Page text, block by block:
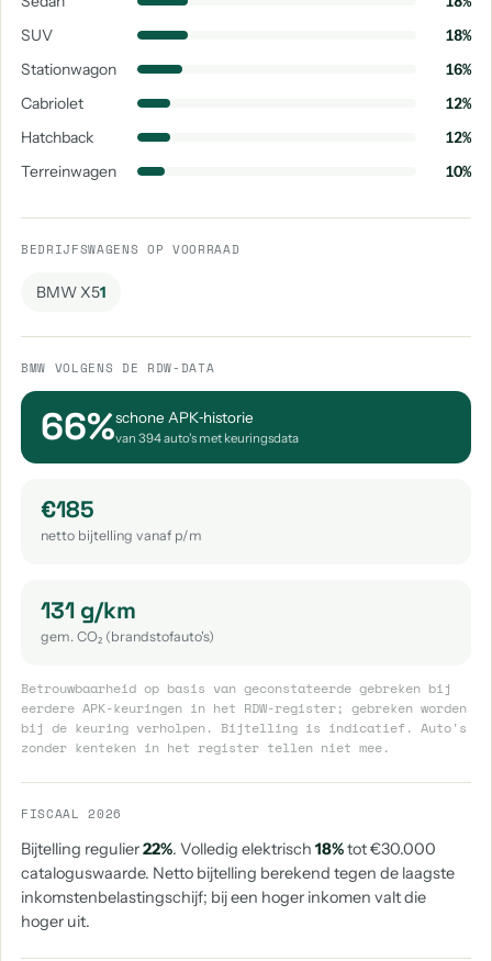
SUV
18%
Stationwagon
16%
Cabriolet
12%
Hatchback
12%
Terreinwagen
10%
BEDRIJFSWAGENS OP VOORRAAD
BMW X51
BMW VOLGENS DE RDW-DATA
66%schone APK‑historie
van 394 auto's met keuringsdata
€185
netto bijtelling vanaf p/m
131 g/km
gem. CO₂ (brandstofauto's)
Betrouwbaarheid op basis van geconstateerde gebreken bij
eerdere APK-keuringen in het RDW-register; gebreken worden
bij de keuring verholpen. Bijtelling is indicatief. Auto's
zonder kenteken in het register tellen niet mee.
FISCAAL 2026
Bijtelling regulier22%. Volledig elektrisch 18%tot €30.000
cataloguswaarde. Netto bijtelling berekend tegen de laagste
inkomstenbelastingschijf; bij een hoger inkomen valt die
hoger uit.